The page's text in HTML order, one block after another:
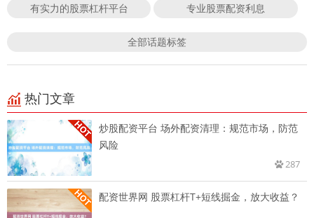
有实力的股票杠杆平台 专业股票配资利息
全部话题标签
热门文章
炒股配资平台 场外配资清理：规范市场，防范
风险
287
配资世界网 股票杠杆T+短线掘金，放大收益？